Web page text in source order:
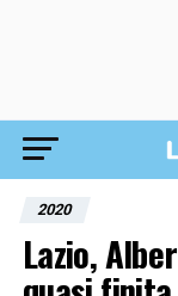
2020
Lazio,